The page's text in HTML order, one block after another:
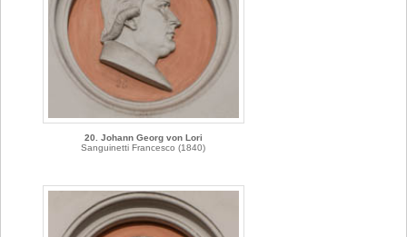
20. Johann Georg von Lori
Sanguinetti Francesco (1840)